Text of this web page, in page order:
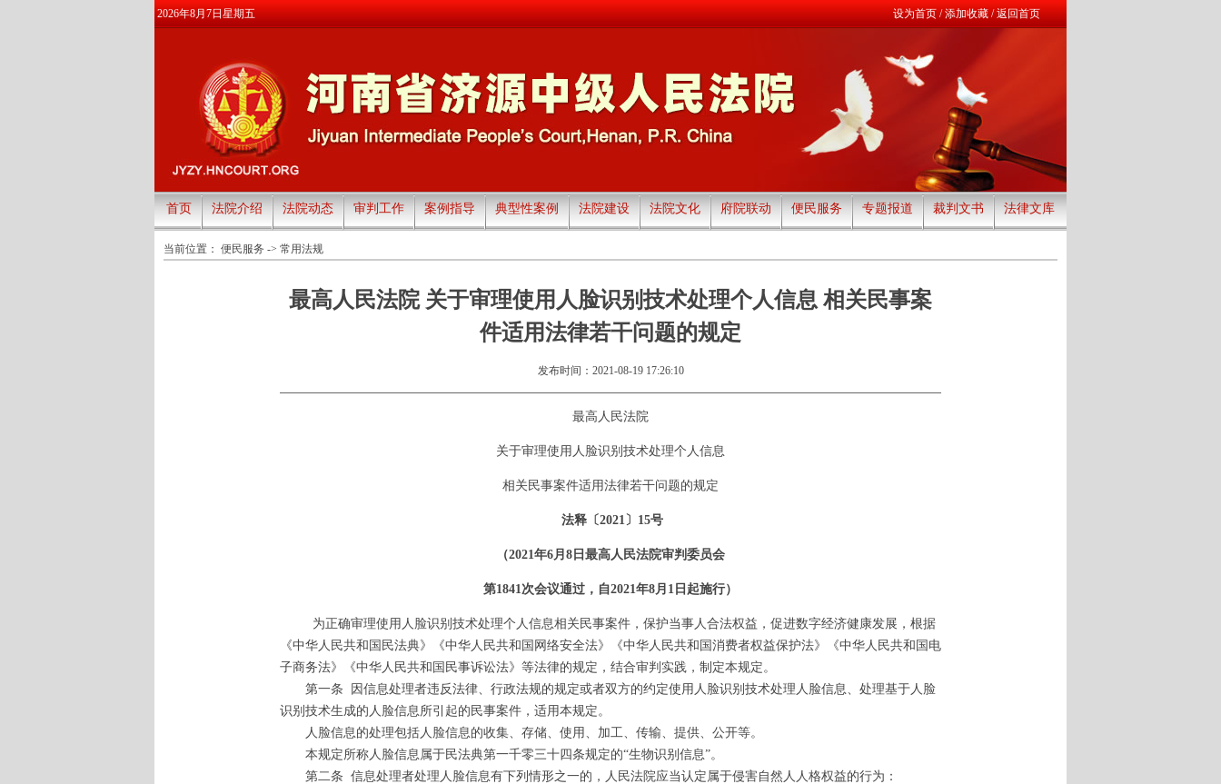
2026年8月7日星期五 设为首页/添加收藏/返回首页
首页 法院介绍 法院动态 审判工作 案例指导 典型性案例 法院建设 法院文化 府院联动 便民服务 专题报道 裁判文书 法律文库
当前位置： 便民服务 -> 常用法规
最高人民法院 关于审理使用人脸识别技术处理个人信息 相关民事案
件适用法律若干问题的规定
发布时间：2021-08-19 17:26:10
最高人民法院
关于审理使用人脸识别技术处理个人信息
相关民事案件适用法律若干问题的规定
法释〔2021〕15号
（2021年6月8日最高人民法院审判委员会
第1841次会议通过，自2021年8月1日起施行）
为正确审理使用人脸识别技术处理个人信息相关民事案件，保护当事人合法权益，促进数字经济健康发展，根据
《中华人民共和国民法典》《中华人民共和国网络安全法》《中华人民共和国消费者权益保护法》《中华人民共和国电
子商务法》《中华人民共和国民事诉讼法》等法律的规定，结合审判实践，制定本规定。
第一条 因信息处理者违反法律、行政法规的规定或者双方的约定使用人脸识别技术处理人脸信息、处理基于人脸
识别技术生成的人脸信息所引起的民事案件，适用本规定。
人脸信息的处理包括人脸信息的收集、存储、使用、加工、传输、提供、公开等。
本规定所称人脸信息属于民法典第一千零三十四条规定的“生物识别信息”。
第二条 信息处理者处理人脸信息有下列情形之一的，人民法院应当认定属于侵害自然人人格权益的行为：